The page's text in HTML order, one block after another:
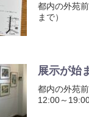
都内の外苑
まで）
展示が始
都内の外苑
12:00～